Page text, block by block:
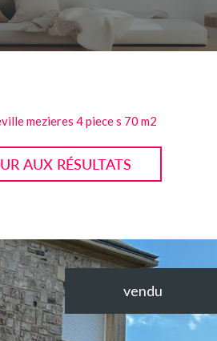
mezieres 4 piece s 70 m2
AUX RÉSULTATS
vendu